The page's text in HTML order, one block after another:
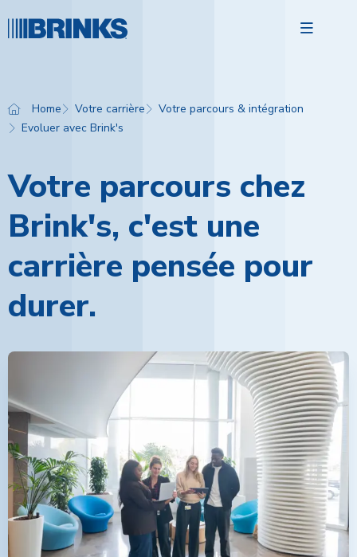
Open
Home Votre carrière
Votre parcours & intégration
Evoluer avec Brink's
Votre parcours chez
Brink's, c'est une
carrière pensée pour
durer.